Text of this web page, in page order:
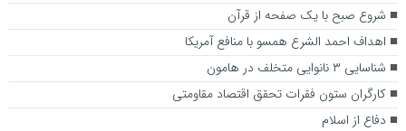
شروع صبح با یک صفحه از قرآن
اهداف احمد الشرع همسو با منافع آمریکا
شناسایی ۳ نانوایی متخلف در هامون
کارگران ستون فقرات تحقق اقتصاد مقاومتی
دفاع از اسلام